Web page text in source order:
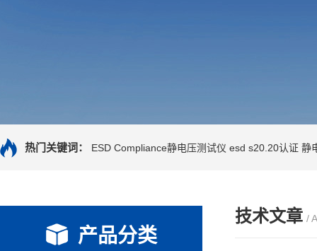
热门关键词： ESD Compliance静电压测试仪 esd s20.20认证 静
产品分类
技术文章 /